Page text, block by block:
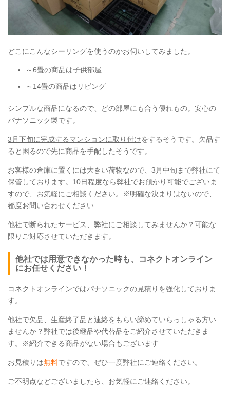
どこにこんなシーリングを使うのかお伺いしてみました。
～6畳の商品は子供部屋
～14畳の商品はリビング
シンプルな商品になるので、どの部屋にも合う優れもの。安心の
パナソニック製です。
3月下旬に完成するマンションに取り付けをするそうです。欠品す
ると困るので先に商品を手配したそうです。
お客様の倉庫に置くには大きい荷物なので、3月中旬まで弊社にて
保管しております。10日程度なら弊社でお預かり可能でございま
すので、お気軽にご相談ください。※明確な決まりはないので、
都度お問い合わせください
他社で断られたサービス、弊社にご相談してみませんか？可能な
限りご対応させていただきます。
他社では用意できなかった時も、コネクトオンライン
にお任せください！
コネクトオンラインではパナソニックの見積りを強化しておりま
す。
他社で欠品、生産終了品と連絡をもらい諦めていらっしゃる方い
ませんか？弊社では後継品や代替品をご紹介させていただきま
す。※紹介できる商品がない場合もございます
お見積りは無料ですので、ぜひ一度弊社にご連絡ください。
ご不明点などございましたら、お気軽にご連絡ください。